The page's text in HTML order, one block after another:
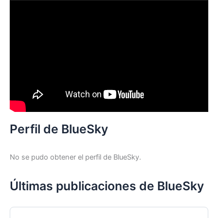
Perfil de BlueSky
No se pudo obtener el perfil de BlueSky.
Últimas publicaciones de BlueSky